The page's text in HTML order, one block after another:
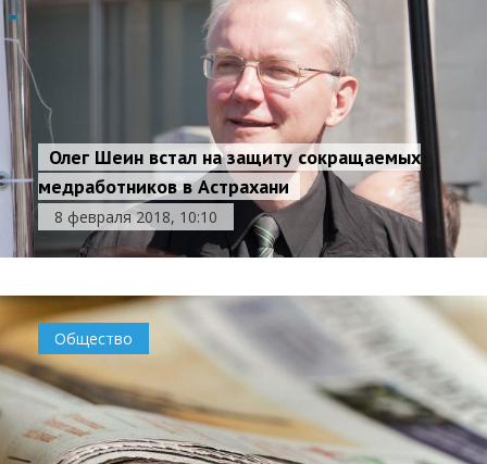
Олег Шеин встал на защиту сокращаемых
медработников в Астрахани
8 февраля 2018, 10:10
Общество